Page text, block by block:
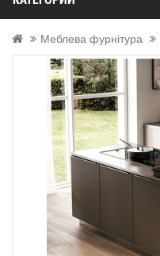
Меблева фурнітура